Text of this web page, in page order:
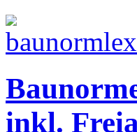
inkl.